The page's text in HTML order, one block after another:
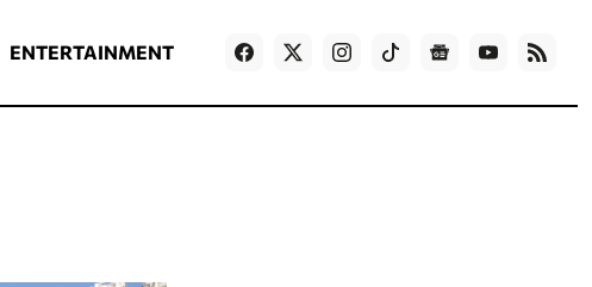
ENTERTAINMENT Games